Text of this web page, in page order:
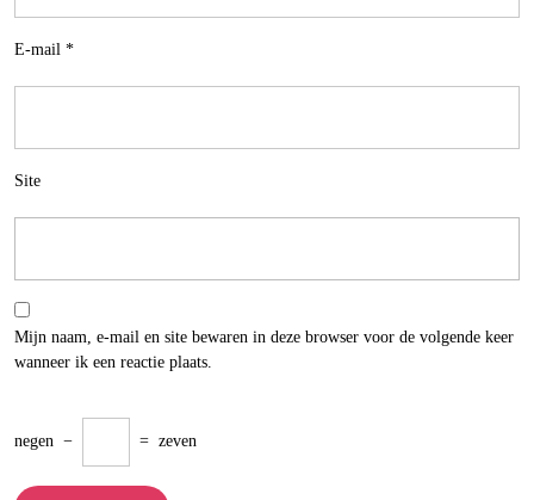
E-mail *
Site
Mijn naam, e-mail en site bewaren in deze browser voor de volgende keer
wanneer ik een reactie plaats.
negen − = zeven